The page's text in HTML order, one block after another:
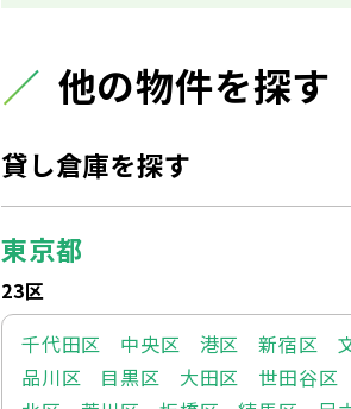
他の物件を探す
貸し倉庫を探す
東京都
23区
千代田区
中央区 港区 新宿区
品川区
目黒区 大田区 世田谷区